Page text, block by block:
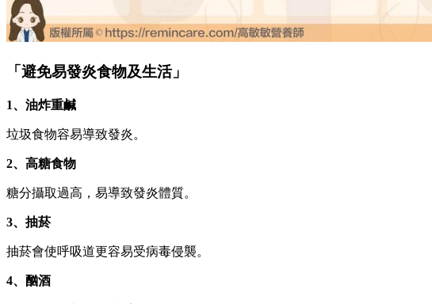
「避免易發炎食物及生活」
1、油炸重鹹
垃圾食物容易導致發炎。
2、高糖食物
糖分攝取過高，易導致發炎體質。
3、抽菸
抽菸會使呼吸道更容易受病毒侵襲。
4、酗酒